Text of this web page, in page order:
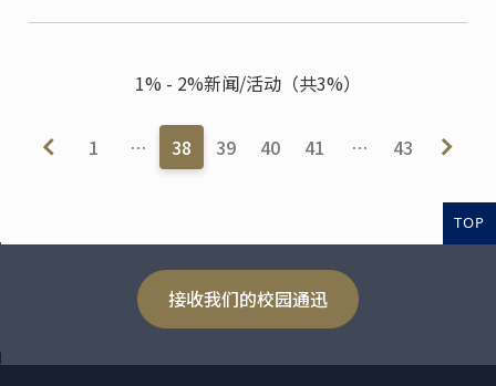
1% - 2%新闻/活动（共3%）
1 … 38 39 40 41 … 43
TOP
接收我们的校园通迅